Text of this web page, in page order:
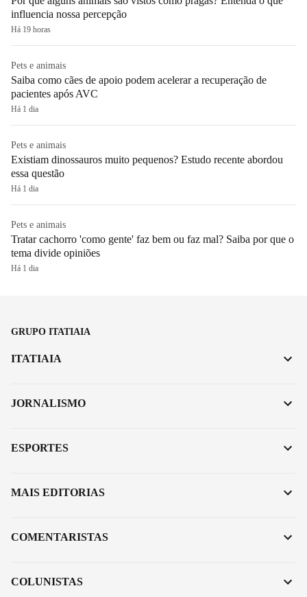
influencia nossa percepção
Há 19 horas
Pets e animais
Saiba como cães de apoio podem acelerar a recuperação de
pacientes após AVC
Há 1 dia
Pets e animais
Existiam dinossauros muito pequenos? Estudo recente abordou
essa questão
Há 1 dia
Pets e animais
Tratar cachorro 'como gente' faz bem ou faz mal? Saiba por que o
tema divide opiniões
Há 1 dia
GRUPO ITATIAIA
ITATIAIA
JORNALISMO
ESPORTES
MAIS EDITORIAS
COMENTARISTAS
COLUNISTAS